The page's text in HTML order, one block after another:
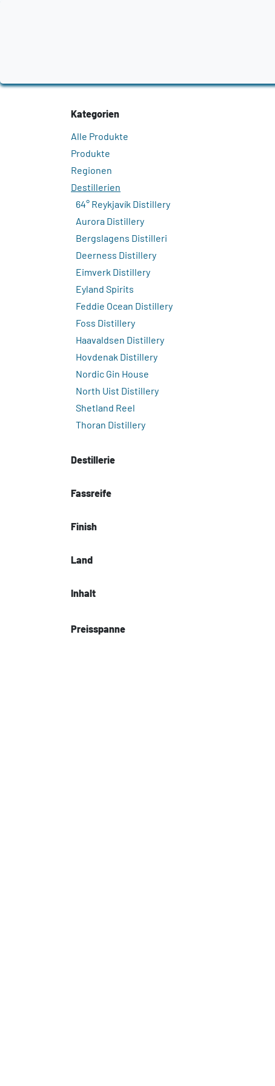
Kategorien
Alle Produkte
Produkte
Regionen
Destillerien
64° Reykjavík Distillery
Aurora Distillery
Bergslagens Distilleri
Deerness Distillery
Eimverk Distillery
Eyland Spirits
Feddie Ocean Distillery
Foss Distillery
Haavaldsen Distillery
Hovdenak Distillery
Nordic Gin House
North Uist Distillery
Shetland Reel
Thoran Distillery
Destillerie
Fassreife
Finish
Land
Inhalt
Preisspanne